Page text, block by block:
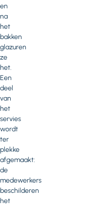
en
na
het
bakken
glazuren
ze
het.
Een
deel
van
het
servies
wordt
ter
plekke
afgemaakt:
de
medewerkers
beschilderen
het